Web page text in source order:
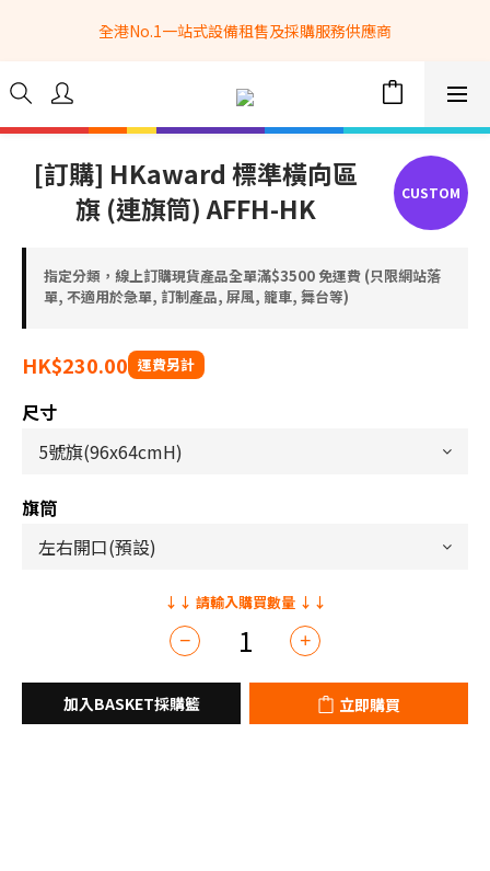
全港No.1一站式設備租售及採購服務供應商
全港No.1一站式設備租售及採購服務供應商
選購現貨產品全單滿$3500自家專送免運費 (只限網站落單, 不適用
於急單, 訂制產品, 屏風, 籠車, 舞台等)
info@hkbasket.com
全港No.1一站式設備租售及採購服務供應商
[訂購] HKaward 標準橫向區
旗 (連旗筒) AFFH-HK
指定分類，線上訂購現貨產品全單滿$3500 免運費 (只限網站落
單, 不適用於急單, 訂制產品, 屏風, 籠車, 舞台等)
HK$230.00
尺寸
旗筒
立即購買